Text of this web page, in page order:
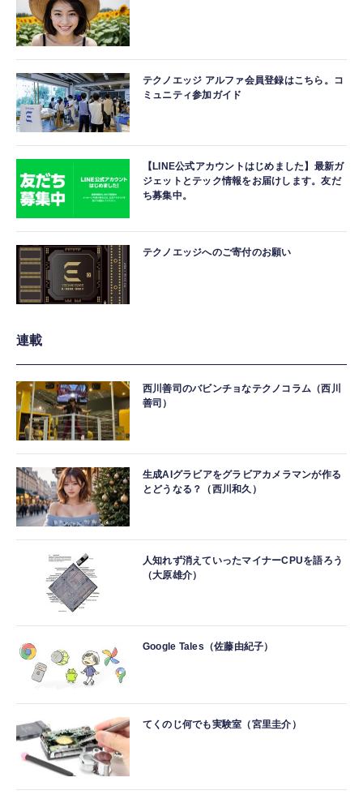
テクノエッジ アルファ会員登録はこちら。コ
ミュニティ参加ガイド
【LINE公式アカウントはじめました】最新ガ
ジェットとテック情報をお届けします。友だ
ち募集中。
テクノエッジへのご寄付のお願い
連載
西川善司のバビンチョなテクノコラム（西川
善司）
生成AIグラビアをグラビアカメラマンが作る
とどうなる？（西川和久）
人知れず消えていったマイナーCPUを語ろう
（大原雄介）
Google Tales（佐藤由紀子）
てくのじ何でも実験室（宮里圭介）